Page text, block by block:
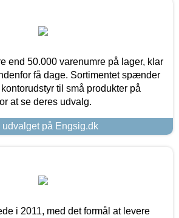
end 50.000 varenumre på lager, klar
få dage. Sortimentet spænder
til små produkter på
at se deres udvalg.
udvalget på Engsig.dk
i 2011, med det formål at levere